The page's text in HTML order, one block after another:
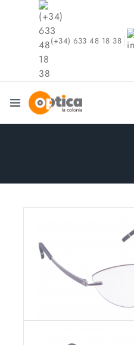
(+34) 633 48 18 38